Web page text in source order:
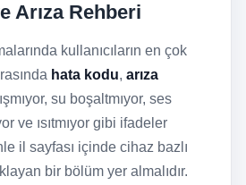
Arıza Rehberi
kullanıcıların en çok
hata kodu, arıza
su boşaltmıyor, ses
ve ısıtmıyor gibi ifadeler
il sayfası içinde cihaz bazlı
bir bölüm yer almalıdır.